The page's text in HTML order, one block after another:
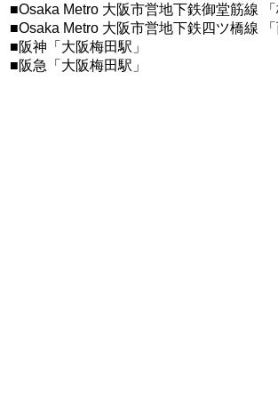
■Osaka Metro 大阪市営地下鉄御堂筋線 「
■Osaka Metro 大阪市営地下鉄四ツ橋線 「
■阪神「大阪梅田駅」
■阪急「大阪梅田駅」